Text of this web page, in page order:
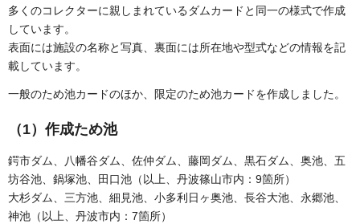
多くのコレクターに親しまれているダムカードと同一の様式で作成
しています。
表面には施設の名称と写真、裏面には所在地や型式などの情報を記
載しています。
一般のため池カードのほか、限定のため池カードを作成しました。
（1）作成ため池
鍔市ダム、八幡谷ダム、佐仲ダム、藤岡ダム、黒石ダム、奥池、五
坊谷池、鍋塚池、田口池（以上、丹波篠山市内：9箇所）
大杉ダム、三方池、細見池、小多利日ヶ奥池、長谷大池、永郷池、
神池（以上、丹波市内：7箇所）